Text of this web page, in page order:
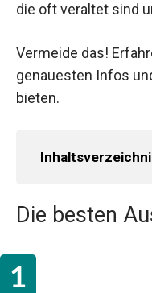
die oft veraltet sind
Vermeide das!
genauesten Infos
bieten.
Die besten